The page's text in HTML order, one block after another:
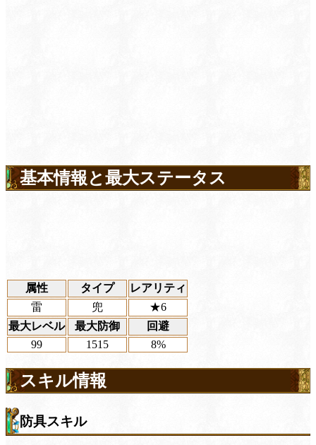
基本情報と最大ステータス
属性 タイプ
レアリティ
雷
兜
★6
最大レベル
最大防御
回避
99
1515 8%
スキル情報
防具スキル